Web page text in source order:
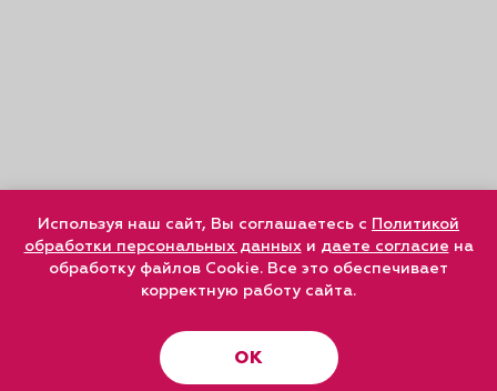
Используя наш сайт, Вы соглашаетесь с Политикой
обработки персональных данныхи даете согласие на
обработку файлов Cookie. Все это обеспечивает
корректную работу сайта.
ОК